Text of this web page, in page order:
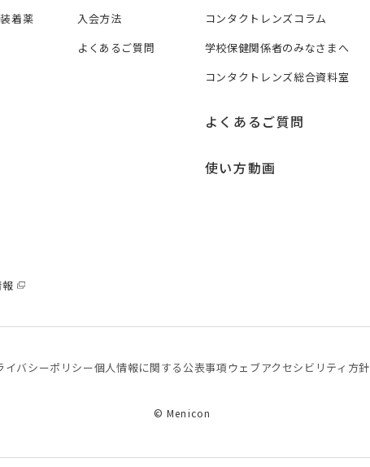
着薬
入会方法
よくあるご質問
コンタクトレンズコラム
学校保健関係者のみなさまへ
コンタクトレンズ総合資料室
よくあるご質問
使い方動画
イバシーポリシー個⼈情報に関する公表事項 ウェブアクセシビリティ方針
© Menicon